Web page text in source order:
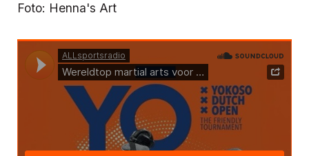
Foto: Henna's Art